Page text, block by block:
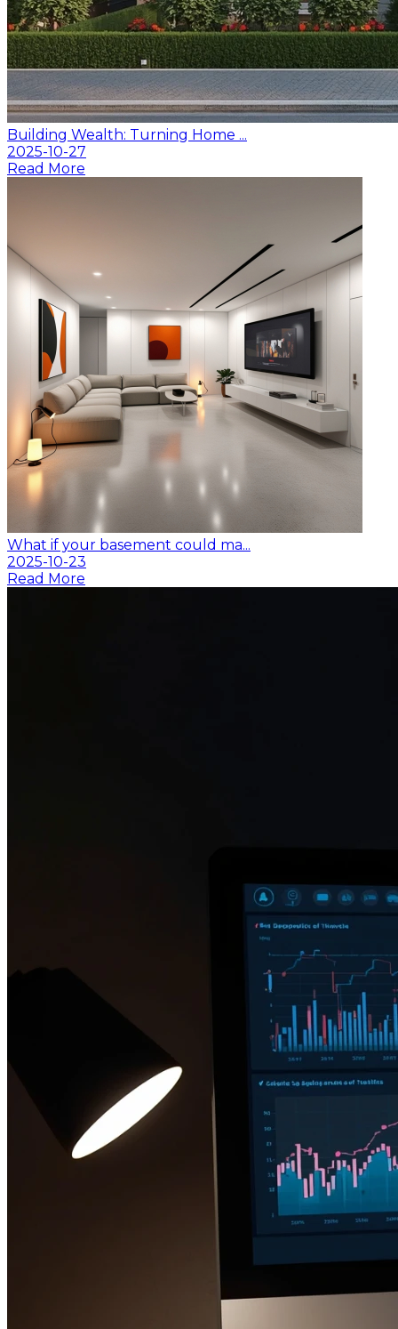
Building Wealth: Turning Home ...
2025-10-27
Read More
What if your basement could ma...
2025-10-23
Read More